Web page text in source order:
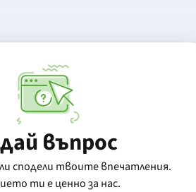
въпрос
сподели твоите впечатления.
ти е ценно за нас.